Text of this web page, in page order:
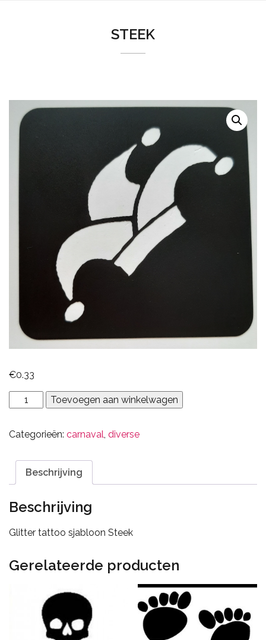
STEEK
€0.33
Steek
aantal
Toevoegen aan winkelwagen
Categorieën: carnaval, diverse
Beschrijving
Beschrijving
Glitter tattoo sjabloon Steek
Gerelateerde producten